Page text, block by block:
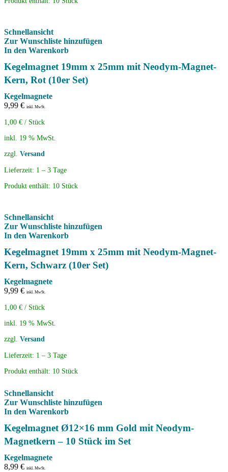
Schnellansicht
Zur Wunschliste hinzufügen
In den Warenkorb
Kegelmagnet 19mm x 25mm mit Neodym-Magnet-
Kern, Rot (10er Set)
Kegelmagnete
9,99 € inkl. MwSt.
1,00 € / Stück
inkl. 19 % MwSt.
zzgl. Versand
Lieferzeit: 1 – 3 Tage
Produkt enthält: 10 Stück
Schnellansicht
Zur Wunschliste hinzufügen
In den Warenkorb
Kegelmagnet 19mm x 25mm mit Neodym-Magnet-
Kern, Schwarz (10er Set)
Kegelmagnete
9,99 € inkl. MwSt.
1,00 € / Stück
inkl. 19 % MwSt.
zzgl. Versand
Lieferzeit: 1 – 3 Tage
Produkt enthält: 10 Stück
Schnellansicht
Zur Wunschliste hinzufügen
In den Warenkorb
Kegelmagnet Ø12×16 mm Gold mit Neodym-
Magnetkern – 10 Stück im Set
Kegelmagnete
8,99 € inkl. MwSt.